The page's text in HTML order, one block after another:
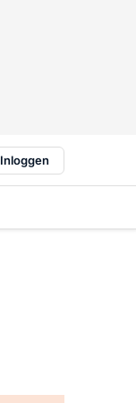
Inloggen